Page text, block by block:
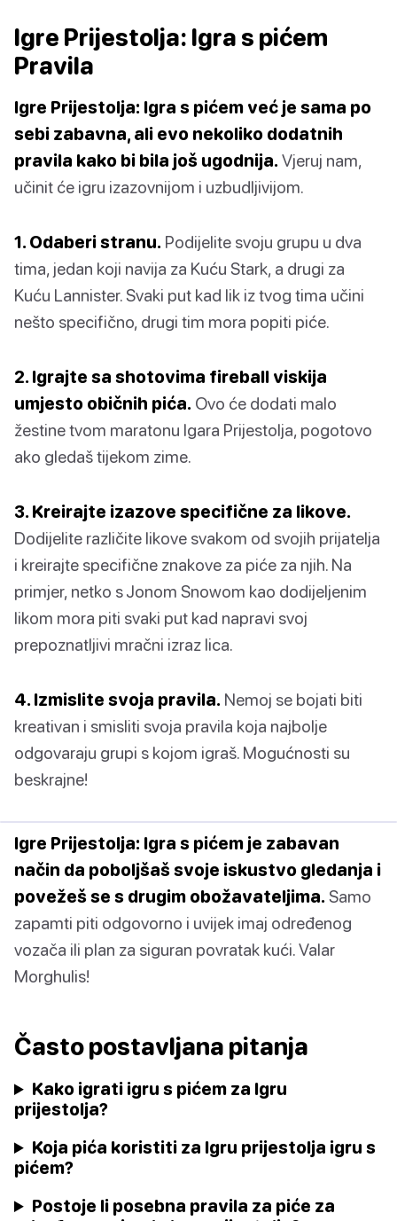
Igre Prijestolja: Igra s pićem
Pravila
Igre Prijestolja: Igra s pićem već je sama po
sebi zabavna, ali evo nekoliko dodatnih
pravila kako bi bila još ugodnija. Vjeruj nam,
učinit će igru izazovnijom i uzbudljivijom.
1. Odaberi stranu. Podijelite svoju grupu u dva
tima, jedan koji navija za Kuću Stark, a drugi za
Kuću Lannister. Svaki put kad lik iz tvog tima učini
nešto specifično, drugi tim mora popiti piće.
2. Igrajte sa shotovima fireball viskija
umjesto običnih pića. Ovo će dodati malo
žestine tvom maratonu Igara Prijestolja, pogotovo
ako gledaš tijekom zime.
3. Kreirajte izazove specifične za likove.
Dodijelite različite likove svakom od svojih prijatelja
i kreirajte specifične znakove za piće za njih. Na
primjer, netko s Jonom Snowom kao dodijeljenim
likom mora piti svaki put kad napravi svoj
prepoznatljivi mračni izraz lica.
4. Izmislite svoja pravila. Nemoj se bojati biti
kreativan i smisliti svoja pravila koja najbolje
odgovaraju grupi s kojom igraš. Mogućnosti su
beskrajne!
Igre Prijestolja: Igra s pićem je zabavan
način da poboljšaš svoje iskustvo gledanja i
povežeš se s drugim obožavateljima. Samo
zapamti piti odgovorno i uvijek imaj određenog
vozača ili plan za siguran povratak kući. Valar
Morghulis!
Často postavljana pitanja
Kako igrati igru s pićem za Igru
prijestolja?
Koja pića koristiti za Igru prijestolja igru s
pićem?
Postoje li posebna pravila za piće za